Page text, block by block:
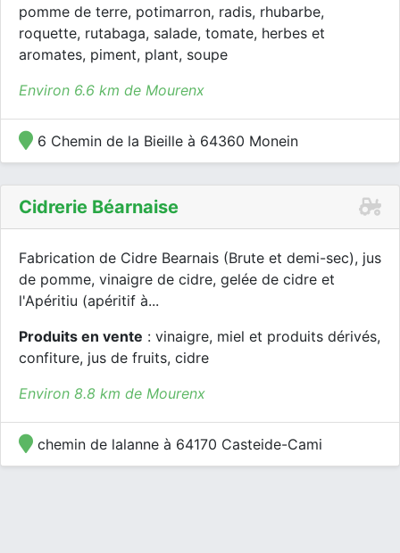
pomme de terre, potimarron, radis, rhubarbe,
roquette, rutabaga, salade, tomate, herbes et
aromates, piment, plant, soupe
Environ 6.6 km de Mourenx
6 Chemin de la Bieille à 64360 Monein
Cidrerie Béarnaise
Fabrication de Cidre Bearnais (Brute et demi-sec), jus
de pomme, vinaigre de cidre, gelée de cidre et
l'Apéritiu (apéritif à...
Produits en vente : vinaigre, miel et produits dérivés,
confiture, jus de fruits, cidre
Environ 8.8 km de Mourenx
chemin de lalanne à 64170 Casteide-Cami